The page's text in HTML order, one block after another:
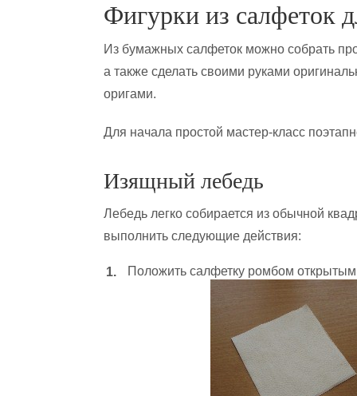
Фигурки из салфеток
Из бумажных салфеток можно собрать
а также сделать своими руками
оригами.
Для начала простой мастер-класс
Изящный лебедь
Лебедь легко собирается из обычной
выполнить следующие действия:
Положить салфетку ромбом